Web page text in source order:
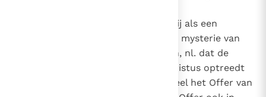
Maar er is nog iets anders, dat wij als een
uitstekende verheldering van het mysterie van
de Kerk hieraan willen toevoegen, nl. dat de
Kerk, wanneer zij samen met Christus optreedt
als priester en offer, in haar geheel het Offer van